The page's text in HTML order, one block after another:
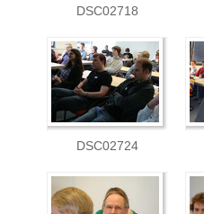
DSC02718
DSC02724